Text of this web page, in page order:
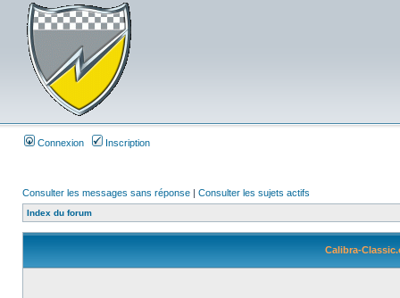
Connexion Inscription
Consulter les messages sans réponse | Consulter les sujets actifs
Index du forum
Calibra-